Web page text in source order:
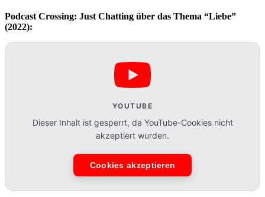
Podcast Crossing: Just Chatting über das Thema “Liebe”
(2022):
YOUTUBE
Dieser Inhalt ist gesperrt, da YouTube-Cookies nicht
akzeptiert wurden.
Cookies akzeptieren